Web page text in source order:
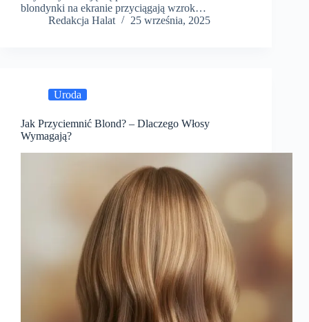
blondynki na ekranie przyciągają wzrok…
Redakcja Halat
25 września, 2025
Uroda
Jak Przyciemnić Blond? – Dlaczego Włosy
Wymagają?